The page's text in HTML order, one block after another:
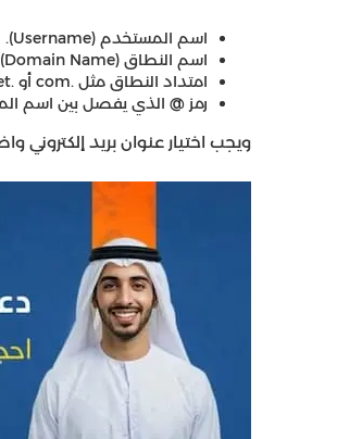
اسم المستخدم (Username).
اسم النطاق (Domain Name).
امتداد النطاق مثل .com أو .net أو .org.
رمز @ الذي يفصل بين اسم
ويجب اختيار عنوان بريد إلكتروني